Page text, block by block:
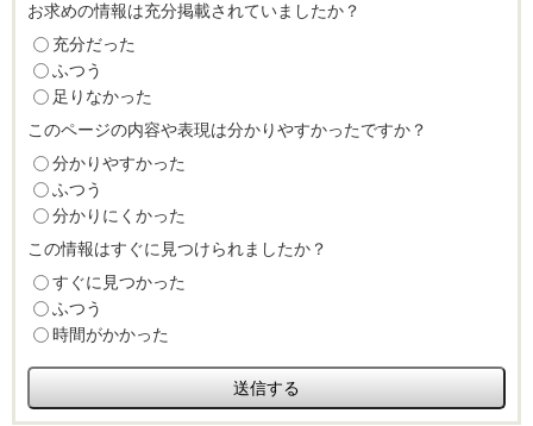
お求めの情報は充分掲載されていましたか？
充分だった
ふつう
足りなかった
このページの内容や表現は分かりやすかったですか？
分かりやすかった
ふつう
分かりにくかった
この情報はすぐに見つけられましたか？
すぐに見つかった
ふつう
時間がかかった